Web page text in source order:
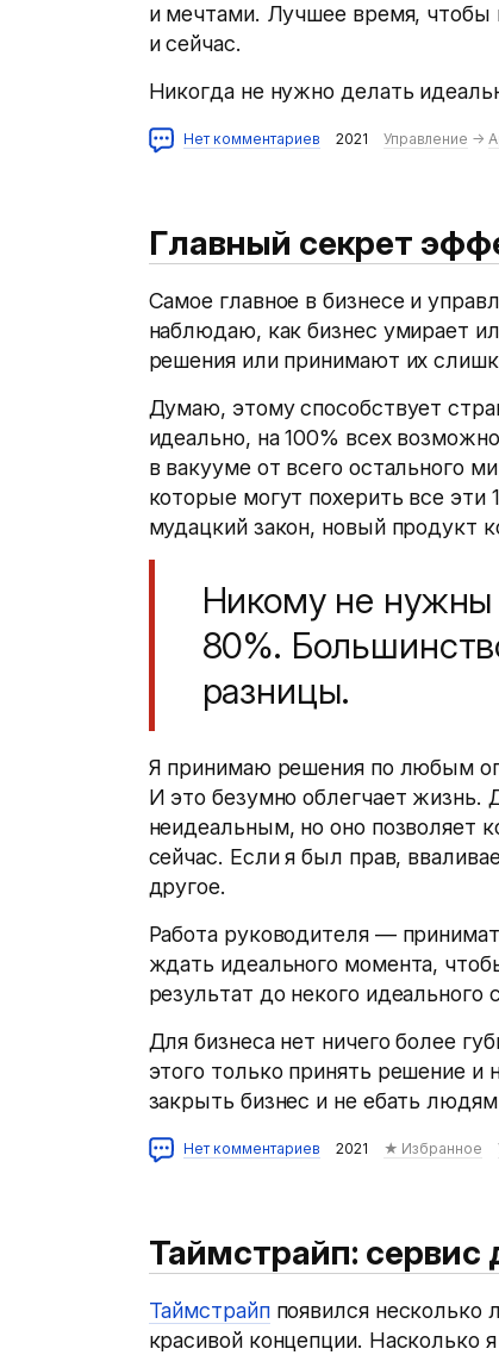
и мечтами. Лучшее время, чтобы
и сейчас.
Никогда не нужно делать
Нет комментариев 2021 Управление →
Главный секрет
Самое главное в бизнесе и
наблюдаю, как бизнес умирает
решения или принимают их
Думаю, этому способствует
идеально, на 100% всех
в вакууме от всего остального
которые могут похерить все
мудацкий закон, новый продукт
Никому не нужны
80%.
разницы.
Я принимаю решения по любым
И это безумно облегчает
неидеальным, но оно позволяет
сейчас. Если я был прав,
другое.
Работа руководителя —
ждать идеального момента,
результат до некого идеального
Для бизнеса нет ничего более
этого только принять решение и
закрыть бизнес и не ебать людям
Нет комментариев 2021 ★ Избранное
Таймстрайп:
Таймстрайппоявился несколько
красивой концепции. Насколько